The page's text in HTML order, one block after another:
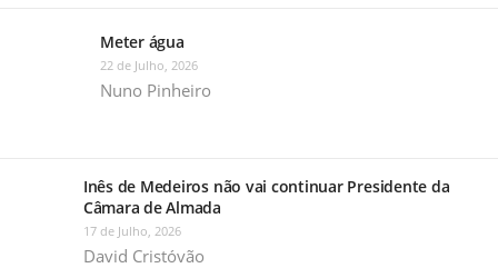
Meter água
22 de Julho, 2026
Nuno Pinheiro
Inês de Medeiros não vai continuar Presidente da
Câmara de Almada
17 de Julho, 2026
David Cristóvão